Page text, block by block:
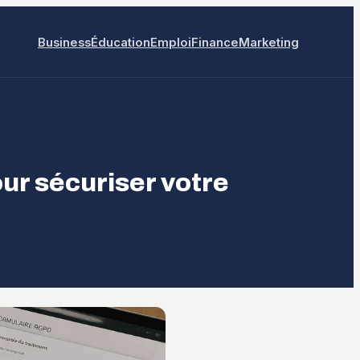
BusinessÉducationEmploiFinanceMarketing
sécuriser votre